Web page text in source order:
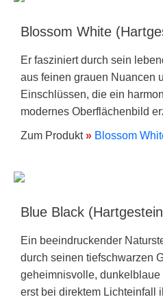
Blossom White
Er fasziniert durch sein
aus feinen grauen Nuancen
Einschlüssen, die ein
modernes Oberflächenbild
Zum Produkt» Blossom
Blue Black
Ein beeindruckender
durch seinen tiefschwarzen
geheimnisvolle,
erst bei direktem Lichteinfall